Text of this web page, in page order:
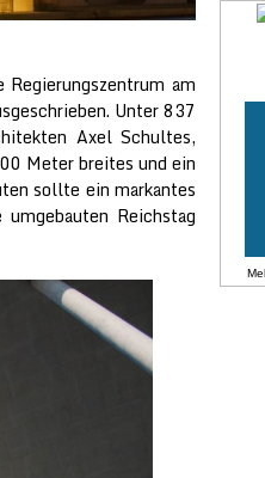
am
Unter 837
Axel Schultes,
Meter breites und ein
sollte ein markantes
Reichstag